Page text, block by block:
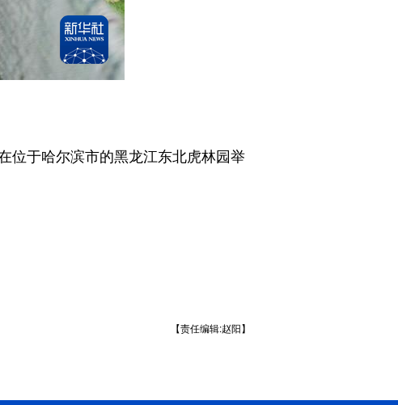
位于哈尔滨市的黑龙江东北虎林园举
【责任编辑:赵阳】